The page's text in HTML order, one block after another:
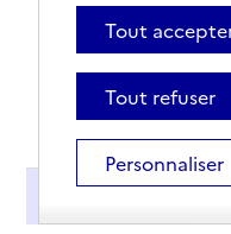
Tout
Tout refuser
Personnaliser